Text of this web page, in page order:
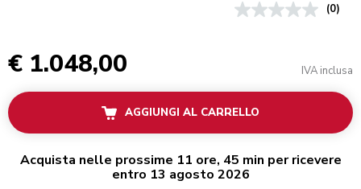
(0)
€ 1.048,00 IVA inclusa
AGGIUNGI AL CARRELLO
Acquista nelle prossime 11 ore, 45 min per ricevere
entro 13 agosto 2026